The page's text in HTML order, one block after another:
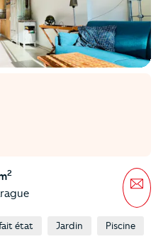
2
état Jardin Piscine